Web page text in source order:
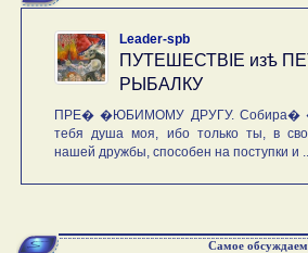
Leader-spb
ПУТЕШЕСТВIE изѣ
РЫБАЛКУ
ПРЕ� �ЮБИМОМУ ДРУГУ. Собира�
тебя душа моя, ибо только ты, в
нашей дружбы, способен на поступки и ...
Самое